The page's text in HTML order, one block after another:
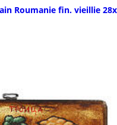
Roumanie fin. vieillie